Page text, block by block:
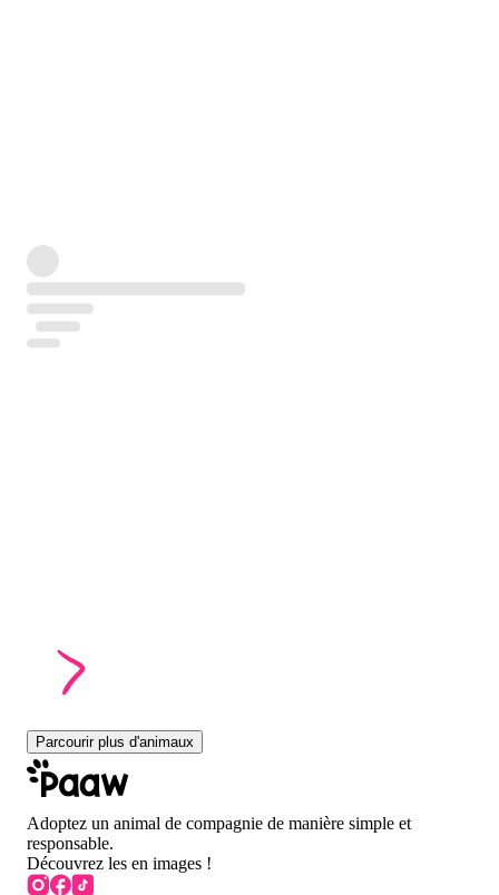
Parcourir plus d'animaux
Adoptez un animal de compagnie de manière simple et
responsable.
Découvrez les en images !